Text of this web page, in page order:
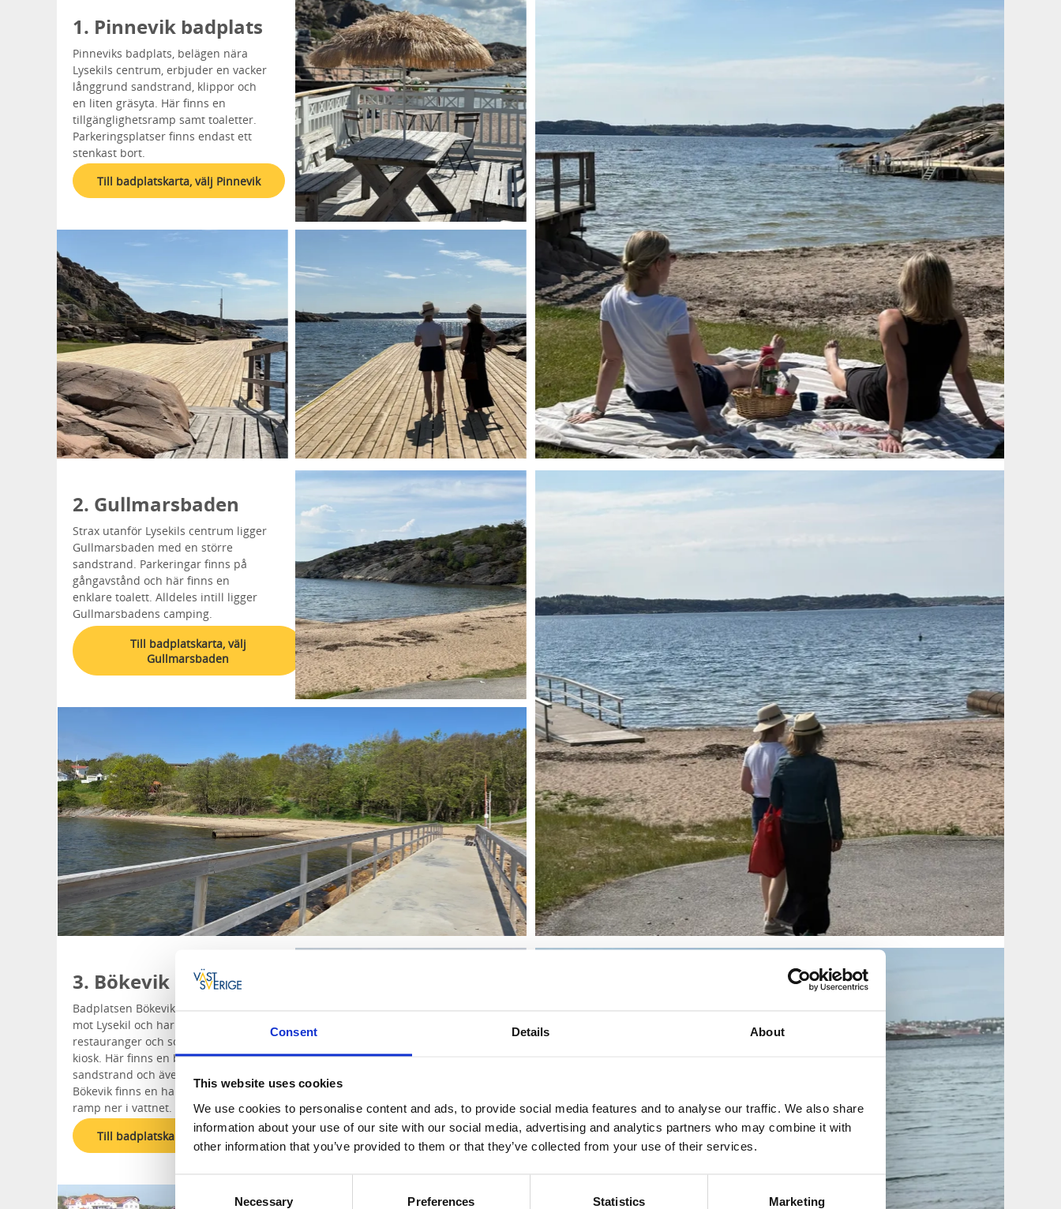
Consent Details About
This website uses cookies
We use cookies to personalise content and ads, to provide social media features and to analyse our traffic. We also share
information about your use of our site with our social media, advertising and analytics partners who may combine it with
other information that you’ve provided to them or that they’ve collected from your use of their services.
Consent
Necessary Preferences Statistics Marketing
1. Pinnevik badplats
Pinneviks badplats, belägen nära
Lysekils centrum, erbjuder en vacker
långgrund sandstrand, klippor och
en liten gräsyta. Här finns en
tillgänglighetsramp samt toaletter.
Parkeringsplatser finns endast ett
stenkast bort.
Till badplatskarta, välj Pinnevik
2. Gullmarsbaden
Strax utanför Lysekils centrum ligger
Gullmarsbaden med en större
sandstrand. Parkeringar finns på
gångavstånd och här finns en
enklare toalett. Alldeles intill ligger
Gullmarsbadens camping.
Till badplatskarta, välj
Gullmarsbaden
3. Bökevik
Badplatsen Bökevik ligger nära färjan
mot Lysekil och har närhet till
restauranger och sommaröppen
kiosk. Här finns en barnvänlig
sandstrand och även en trampolin. I
Bökevik finns en handikappanpassad
ramp ner i vattnet.
Till badplatskartan, välj Bökevik